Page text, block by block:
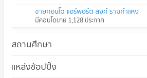
ขายคอนโด แอร์พอร์ต ลิงค์ รามคำแหง
มีคอนโดขาย 1,128 ประกาศ
สถานศึกษา
คอนโด ม.ศรีนครินทรวิโรฒ วิทยาเขตประสาน
แหล่งช้อปปิ้ง